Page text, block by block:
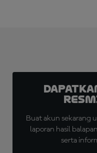
Buat akun sekarang
laporan hasil
serta